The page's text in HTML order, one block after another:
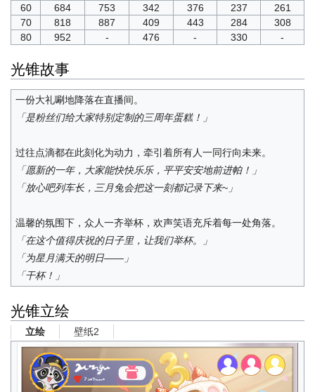
60
684 753 342 376 237
261
70
818 887 409 443 284
308
80
952 - 476 - 330 -
光锥故事
一份大礼唰地降落在直播间。
「是粉丝们给大家特别定制的三周年蛋糕！」
过往点滴都在此刻化为动力，牵引着所有人一同行向未来。
「愿新的一年，大家能快快乐乐，平平安安地前进帕！」
「放心吧列车长，三月兔会把这一刻都记录下来~」
温馨的氛围下，众人一齐举杯，欢声笑语充斥着每一处角落。
「在这个值得庆祝的日子里，让我们举杯。」
「为星月满天的明日——」
「干杯！」
光锥立绘
立绘 壁纸2